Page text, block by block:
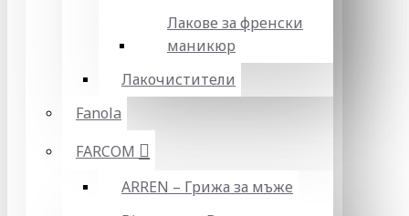
Лакове за френски
маникюр
Лакочистители
Fanola
FARCOM
ARREN – Грижа за мъже